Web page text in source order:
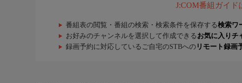
J:COM番組ガイド
番組表の閲覧・番組の検索・検索条件を保存する検索ワ
お好みのチャンネルを選択して作成できる お気に入りチ
録画予約に対応しているご自宅のSTBへの リモート録画